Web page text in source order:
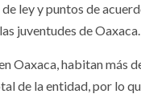
ley y puntos de
juventudes de Oaxaca.
Oaxaca, habitan más
de la entidad, por lo